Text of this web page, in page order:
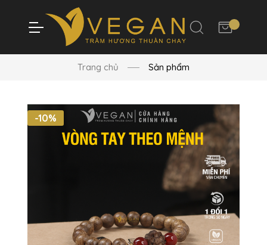
Trang chủ Sản phẩm
-10%